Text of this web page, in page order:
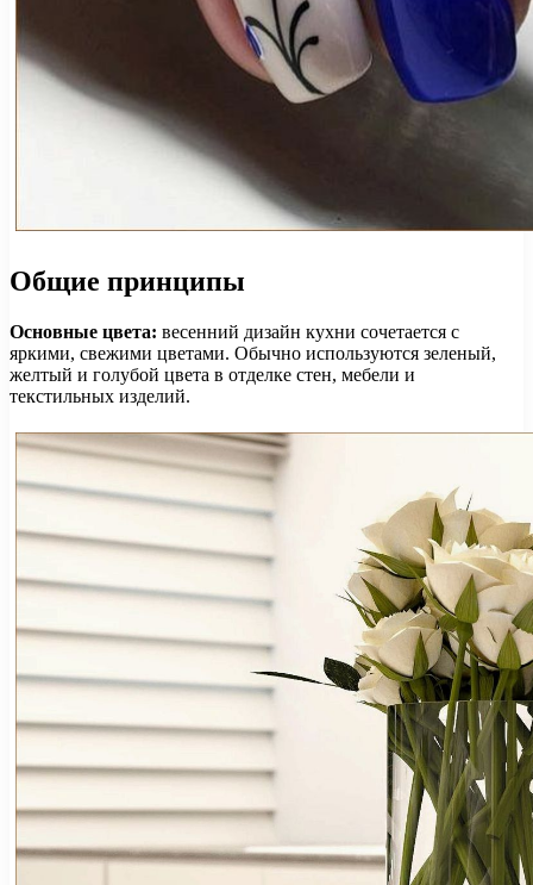
Общие принципы
Основные цвета: весенний дизайн кухни сочетается с
яркими, свежими цветами. Обычно используются зеленый,
желтый и голубой цвета в отделке стен, мебели и
текстильных изделий.